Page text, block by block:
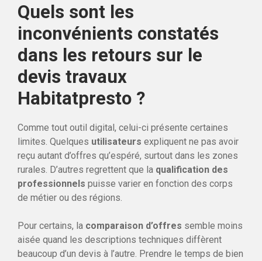
Quels sont les
inconvénients constatés
dans les retours sur le
devis travaux
Habitatpresto ?
Comme tout outil digital, celui-ci présente certaines
limites. Quelques utilisateurs expliquent ne pas avoir
reçu autant d’offres qu’espéré, surtout dans les zones
rurales. D’autres regrettent que la qualification des
professionnels puisse varier en fonction des corps
de métier ou des régions.
Pour certains, la comparaison d’offres semble moins
aisée quand les descriptions techniques diffèrent
beaucoup d’un devis à l’autre. Prendre le temps de bien